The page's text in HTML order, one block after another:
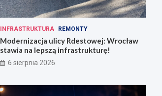
INFRASTRUKTURA REMONTY
Modernizacja ulicy Rdestowej: Wrocław
stawia na lepszą infrastrukturę!
6 sierpnia 2026